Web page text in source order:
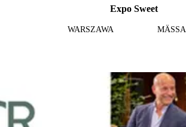
Expo Sweet
WARSZAWA MÄSSA